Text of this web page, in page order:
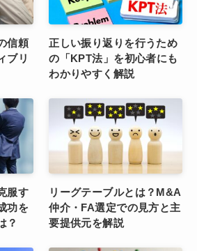
信頼
ブリ
正しい振り返りを行うため
の「KPT法」を初心者にも
わかりやすく解説
服す
功を
？
リーグテーブルとは？M&A
仲介・FA選定での見方と主
要提供元を解説